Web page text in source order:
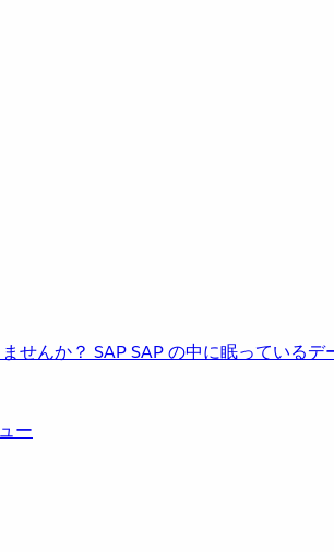
せんか？ SAPSAP の中に眠っている
ー